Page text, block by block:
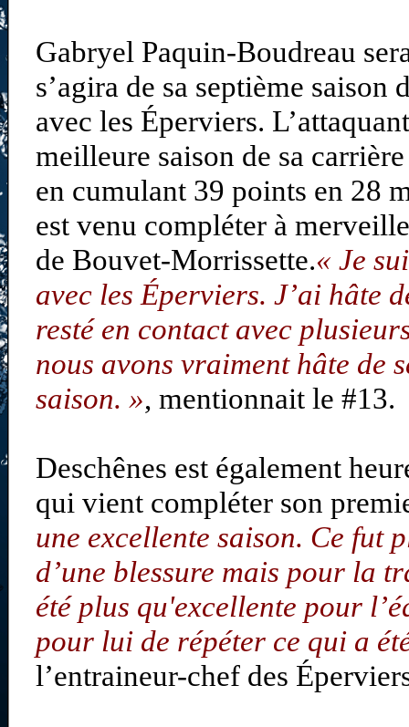
Gabryel Paquin-Boudreau
s’agira de sa septième
avec les Éperviers.
meilleure saison de sa
en cumulant 39 points en 28
est venu compléter à
de Bouvet-Morrissette.« Je
avec les Éperviers. J’ai hâte
resté en contact avec
nous avons vraiment hâte de
saison. », mentionnait le #13.
Deschênes est également
qui vient compléter son
une excellente saison. Ce fut
d’une blessure mais pour la
été plus qu'excellente pour
pour lui de répéter ce qui a
l’entraineur-chef des